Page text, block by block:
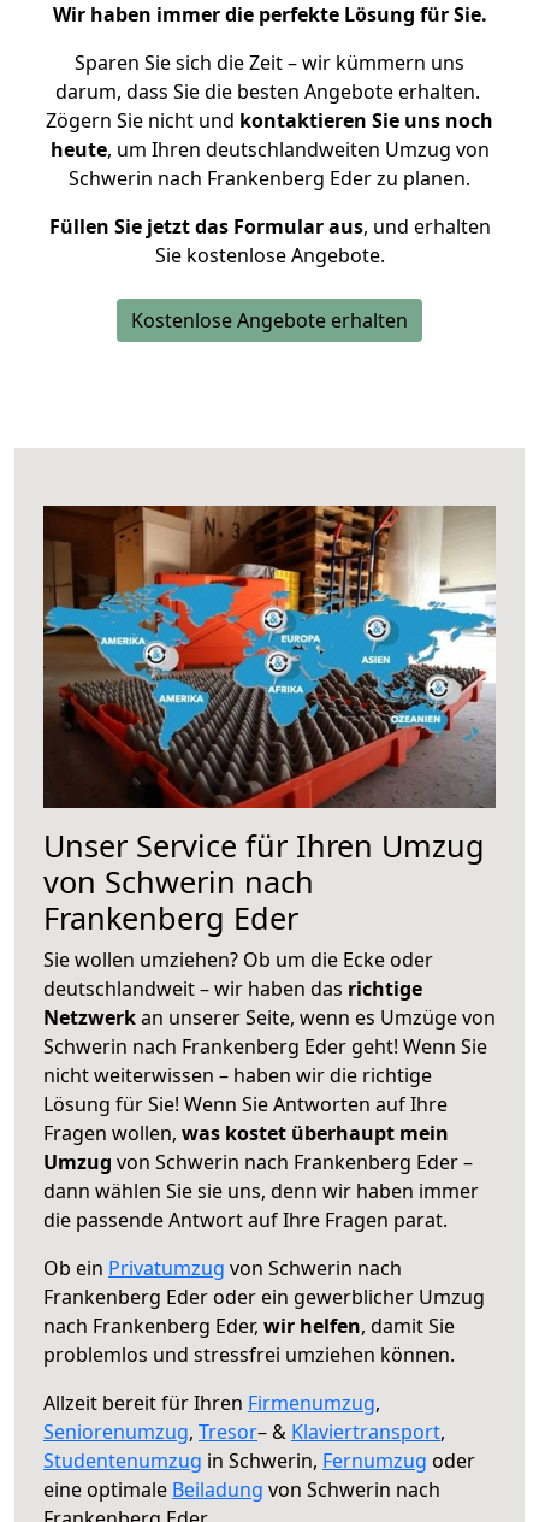
Wir haben immer die perfekte Lösung für Sie.
Sparen Sie sich die Zeit – wir kümmern uns
darum, dass Sie die besten Angebote erhalten.
Zögern Sie nicht und kontaktieren Sie uns noch
heute, um Ihren deutschlandweiten Umzug von
Schwerin nach Frankenberg Eder zu planen.
Füllen Sie jetzt das Formular aus, und erhalten
Sie kostenlose Angebote.
Kostenlose Angebote erhalten
Unser Service für Ihren Umzug
von Schwerin nach
Frankenberg Eder
Sie wollen umziehen? Ob um die Ecke oder
deutschlandweit – wir haben das richtige
Netzwerkan unserer Seite, wenn es Umzüge von
Schwerin nach Frankenberg Eder geht! Wenn Sie
nicht weiterwissen – haben wir die richtige
Lösung für Sie! Wenn Sie Antworten auf Ihre
Fragen wollen, was kostet überhaupt mein
Umzug von Schwerin nach Frankenberg Eder –
dann wählen Sie sie uns, denn wir haben immer
die passende Antwort auf Ihre Fragen parat.
Ob ein Privatumzug von Schwerin nach
Frankenberg Eder oder ein gewerblicher Umzug
nach Frankenberg Eder, wir helfen, damit Sie
problemlos und stressfrei umziehen können.
Allzeit bereit für Ihren Firmenumzug,
Seniorenumzug, Tresor– & Klaviertransport,
Studentenumzug in Schwerin, Fernumzug oder
eine optimale Beiladung von Schwerin nach